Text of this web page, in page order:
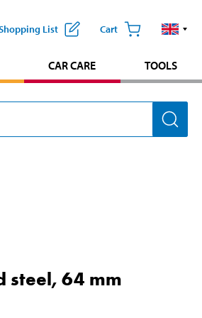
List Cart
CAR CARE TOOLS
steel, 64 mm